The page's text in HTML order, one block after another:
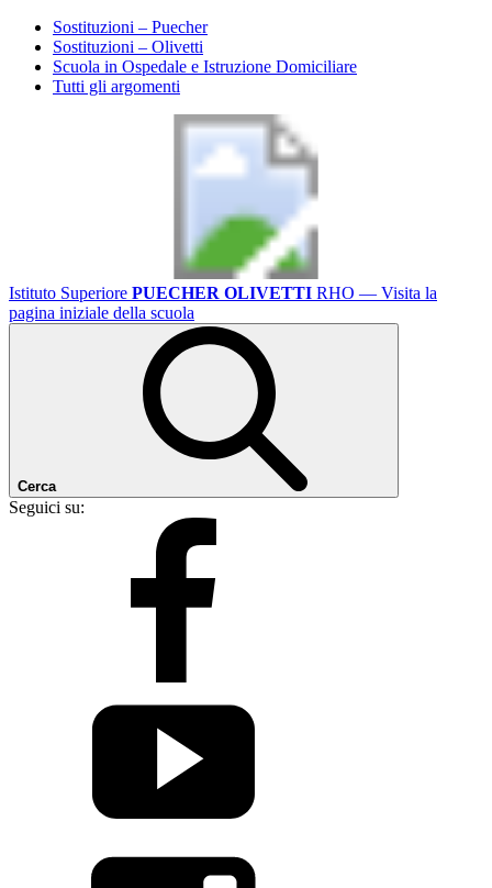
Sostituzioni – Puecher
Sostituzioni – Olivetti
Scuola in Ospedale e Istruzione Domiciliare
Tutti gli argomenti
Istituto Superiore PUECHER OLIVETTI RHO — Visita la
pagina iniziale della scuola
Cerca
Seguici su: